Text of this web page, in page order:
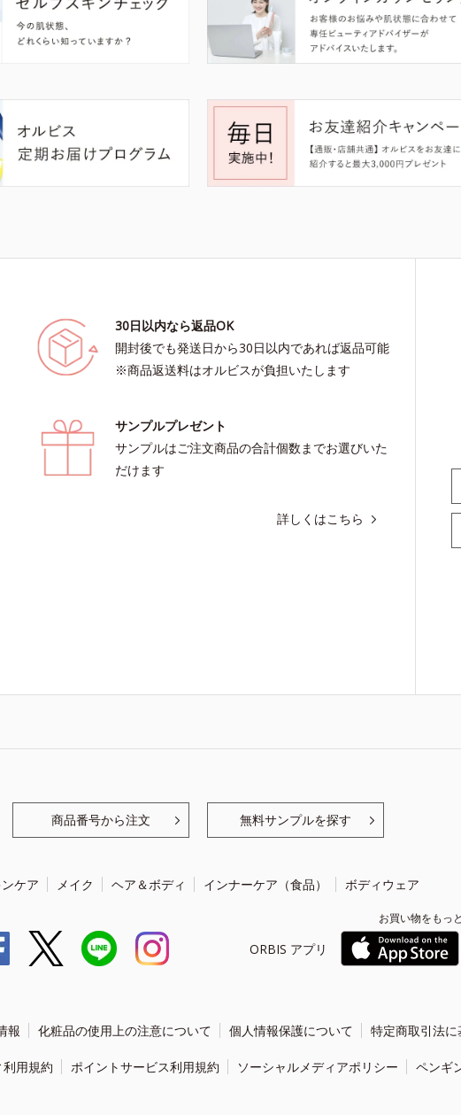
30日以内なら返品OK
開封後でも発送日から30日以内であれば返品可能
※商品返送料はオルビスが負担いたします
サンプルプレゼント
サンプルはご注文商品の合計個数までお選びいた
だけます
詳しくはこちら
商品番号から注文 無料サンプルを探す
ケア メイク ヘア＆ボディ インナーケア（食品） ボディウェア
ORBIS アプリ
お買い物をもっ
報 化粧品の使用上の注意について 個人情報保護について 特定商取引法
用規約 ポイントサービス利用規約 ソーシャルメディアポリシー ペンギ